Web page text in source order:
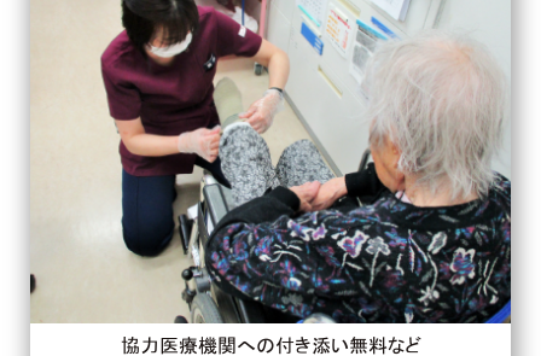
協力医療機関への付き添い無料など